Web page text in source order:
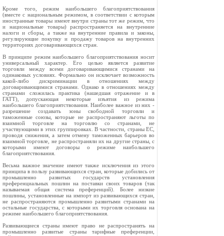
Кроме того, режим наибольшего благоприятствования
(вместе с национальным режимом, в соответствии с которым
иностранные товары имеют внутри страны тот же режим, что
и национальные товары) распространяется на внутренние
налоги и сборы, а также на внутренние правила и законы,
регулирующие покупку и продажу товаров на внутренних
территориях договаривающихся стран.
В принципе режим наибольшего благоприятствования носит
универсальный характер. Его целью является развитие
торговли между всеми договаривающимися странами на
одинаковых условиях. Формально он исключает возможность
какой-либо дискриминации в отношениях между
договаривающимися странами. Однако в отношениях между
странами сложилась практика (нашедшая отражение и в
ГАТТ), допускающая некоторые изъятия из режима
наибольшего благоприятствования. Наиболее важное из них -
разрешение создавать зоны свободной торговли и
таможенные союзы, которые не распространяют льготы по
взаимной торговле на торговлю со странами, не
участвующими в этих группировках. В частности, страны ЕС,
проводя снижения, а затем отмену таможенных барьеров во
взаимной торговле, не распространяли их на другие страны, с
которыми имеют договоры о режиме наибольшего
благоприятствования.
Весьма важное значение имеют также исключения из этого
принципа в пользу развивающихся стран, которые добились от
промышленно развитых государств установления
преференциальных пошлин на поставки своих товаров (так
называемая общая система преференций). Более низкие
пошлины, установленные на импорт из развивающихся стран,
не распространяются промышленно развитыми странами на
остальные государства, с которыми их торговля основана на
режиме наибольшего благоприятствования.
Развивающиеся страны имеют право не распространять на
промышленно развитые страны тарифные преференции,